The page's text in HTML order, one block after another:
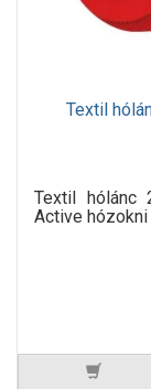
Textil
Textil hólánc
Active hózokni